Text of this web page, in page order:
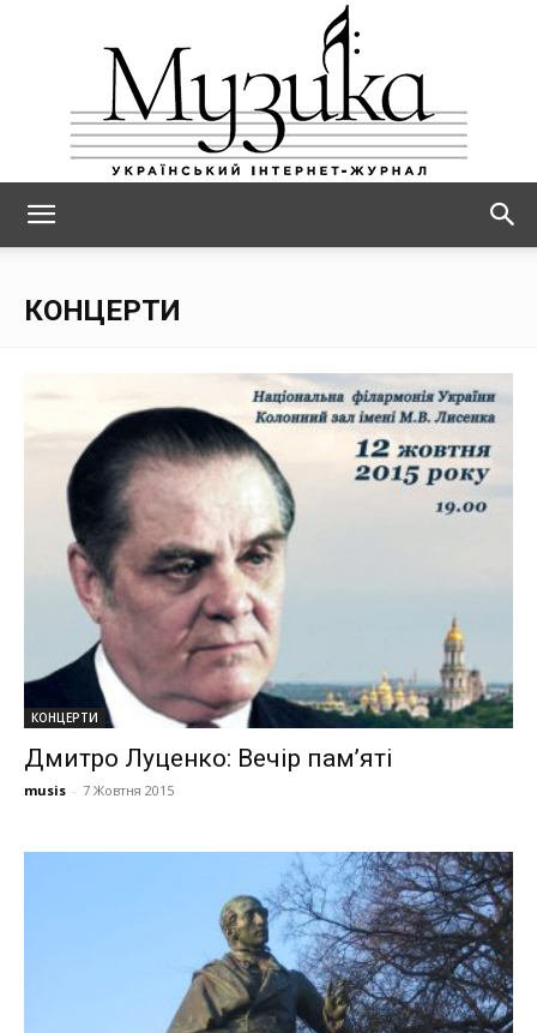
КОНЦЕРТИ
КОНЦЕРТИ
Дмитро Луценко: Вечір пам’яті
musis - 7 Жовтня 2015